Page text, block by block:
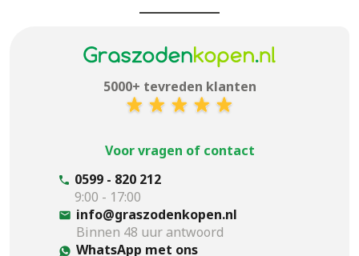
5000+ tevreden klanten
Voor vragen of contact
0599 - 820 212
9:00 - 17:00
info@graszodenkopen.nl
Binnen 48 uur antwoord
WhatsApp met ons